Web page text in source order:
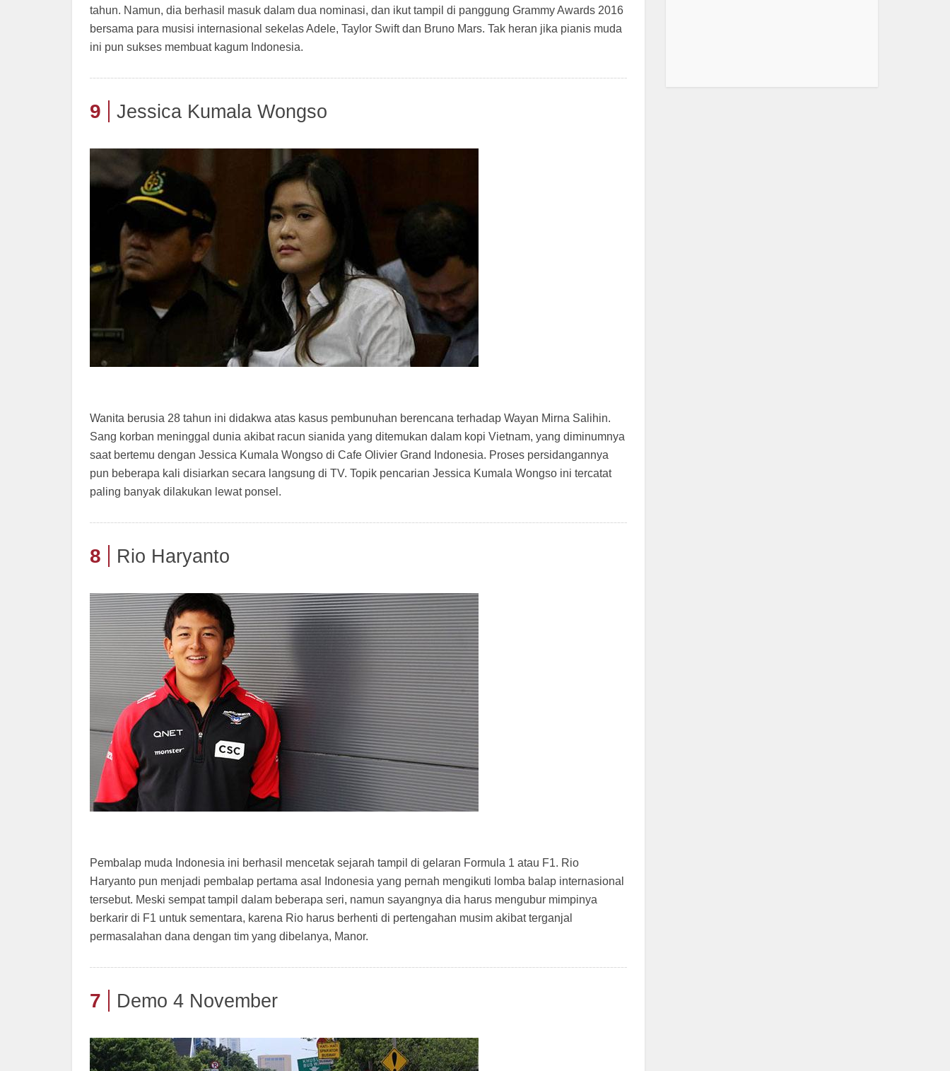
tahun. Namun, dia berhasil masuk dalam dua nominasi, dan ikut tampil di panggung Grammy Awards 2016
bersama para musisi internasional sekelas Adele, Taylor Swift dan Bruno Mars. Tak heran jika pianis muda
ini pun sukses membuat kagum Indonesia.
9 Jessica Kumala Wongso
Wanita berusia 28 tahun ini didakwa atas kasus pembunuhan berencana terhadap Wayan Mirna Salihin.
Sang korban meninggal dunia akibat racun sianida yang ditemukan dalam kopi Vietnam, yang diminumnya
saat bertemu dengan Jessica Kumala Wongso di Cafe Olivier Grand Indonesia. Proses persidangannya
pun beberapa kali disiarkan secara langsung di TV. Topik pencarian Jessica Kumala Wongso ini tercatat
paling banyak dilakukan lewat ponsel.
8 Rio Haryanto
Pembalap muda Indonesia ini berhasil mencetak sejarah tampil di gelaran Formula 1 atau F1. Rio
Haryanto pun menjadi pembalap pertama asal Indonesia yang pernah mengikuti lomba balap internasional
tersebut. Meski sempat tampil dalam beberapa seri, namun sayangnya dia harus mengubur mimpinya
berkarir di F1 untuk sementara, karena Rio harus berhenti di pertengahan musim akibat terganjal
permasalahan dana dengan tim yang dibelanya, Manor.
7 Demo 4 November